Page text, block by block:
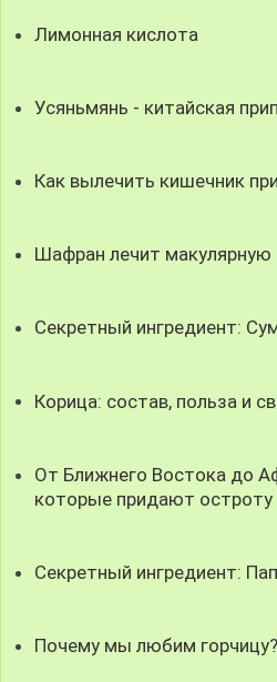
Лимонная кислота
Усяньмянь - китайская
Как вылечить кишечник
Шафран лечит макулярную
Секретный ингредиент:
Корица: состав, польза и
От Ближнего Востока до
которые придают
Секретный ингредиент:
Почему мы любим горчицу?